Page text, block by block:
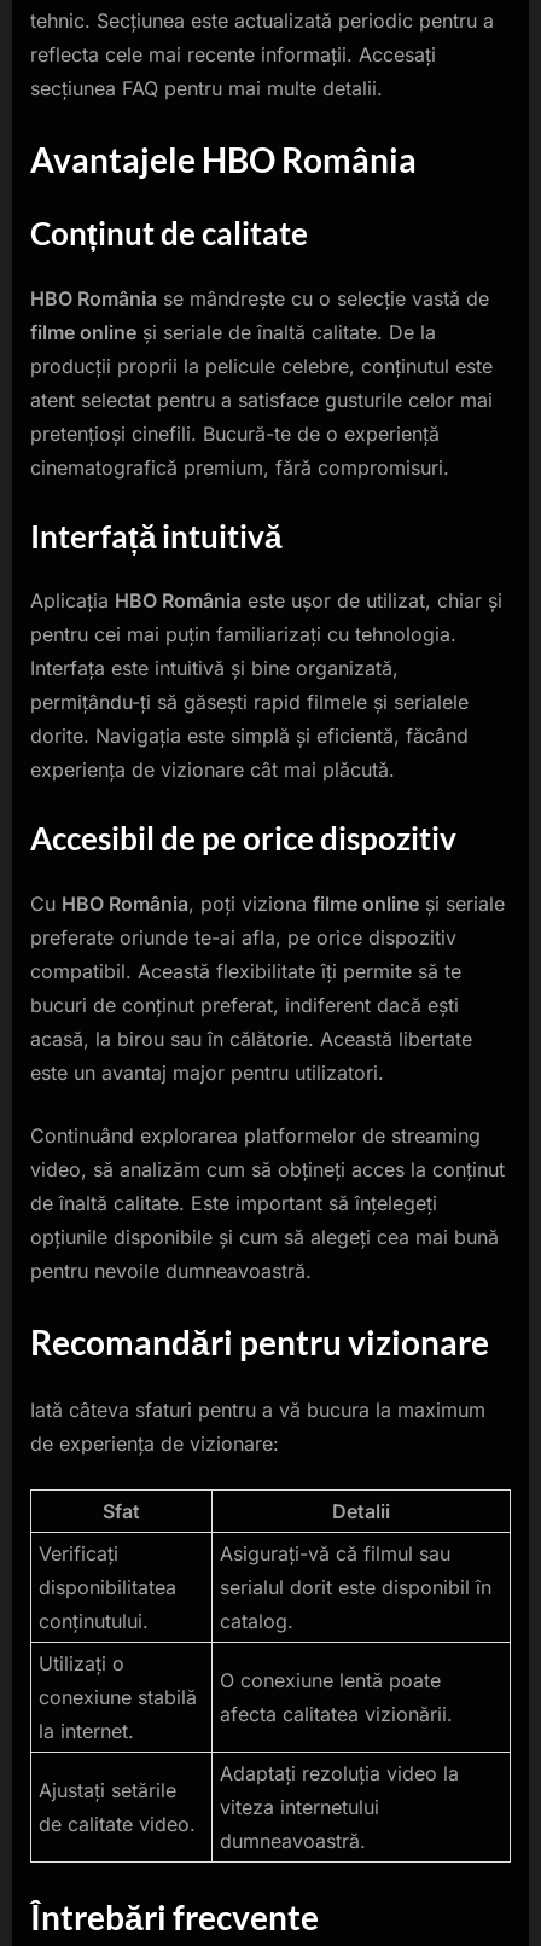
tehnic. Secțiunea este actualizată periodic pentru a
reflecta cele mai recente informații. Accesați
secțiunea FAQ pentru mai multe detalii.
Avantajele HBO România
Conținut de calitate
HBO România se mândrește cu o selecție vastă de
filme online și seriale de înaltă calitate. De la
producții proprii la pelicule celebre, conținutul este
atent selectat pentru a satisface gusturile celor mai
pretențioși cinefili. Bucură-te de o experiență
cinematografică premium, fără compromisuri.
Interfață intuitivă
Aplicația HBO România este ușor de utilizat, chiar și
pentru cei mai puțin familiarizați cu tehnologia.
Interfața este intuitivă și bine organizată,
permițându-ți să găsești rapid filmele și serialele
dorite. Navigația este simplă și eficientă, făcând
experiența de vizionare cât mai plăcută.
Accesibil de pe orice dispozitiv
Cu HBO România, poți viziona filme online și seriale
preferate oriunde te-ai afla, pe orice dispozitiv
compatibil. Această flexibilitate îți permite să te
bucuri de conținut preferat, indiferent dacă ești
acasă, la birou sau în călătorie. Această libertate
este un avantaj major pentru utilizatori.
Continuând explorarea platformelor de streaming
video, să analizăm cum să obțineți acces la conținut
de înaltă calitate. Este important să înțelegeți
opțiunile disponibile și cum să alegeți cea mai bună
pentru nevoile dumneavoastră.
Recomandări pentru vizionare
Iată câteva sfaturi pentru a vă bucura la maximum
de experiența de vizionare:
Sfat
Detalii
Verificați
disponibilitatea
conținutului.
Asigurați-vă că filmul sau
serialul dorit este disponibil în
catalog.
Utilizați o
conexiune stabilă
la internet.
O conexiune lentă poate
afecta calitatea vizionării.
Ajustați setările
de calitate video.
Adaptați rezoluția video la
viteza internetului
dumneavoastră.
Întrebări frecvente